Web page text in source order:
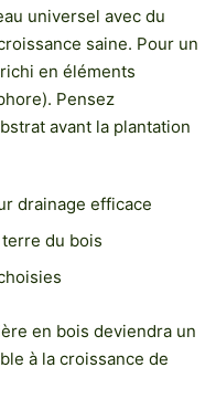
universel avec du
saine. Pour un
en éléments
Pensez
avant la plantation
drainage efficace
du bois
en bois deviendra un
à la croissance de